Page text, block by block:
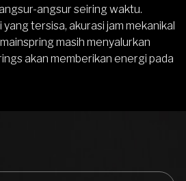
angsur seiring waktu.
tersisa, akurasi jam mekanikal
masih menyalurkan
akan memberikan energi pada